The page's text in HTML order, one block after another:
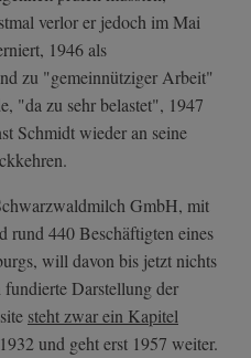
verlor er jedoch im Mai
1946 als
zu "gemeinnütziger Arbeit"
"da zu sehr belastet", 1947
Schmidt wieder an seine
GmbH, mit
440 Beschäftigten eines
will davon bis jetzt nichts
Darstellung der
steht zwar ein Kapitel
und geht erst 1957 weiter.